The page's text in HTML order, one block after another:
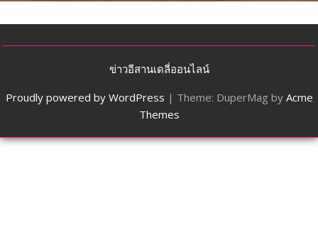
ข่าวอีสานเดลี่ออนไลน์
Proudly powered by WordPress | Theme: DuperMag by Acme
Themes